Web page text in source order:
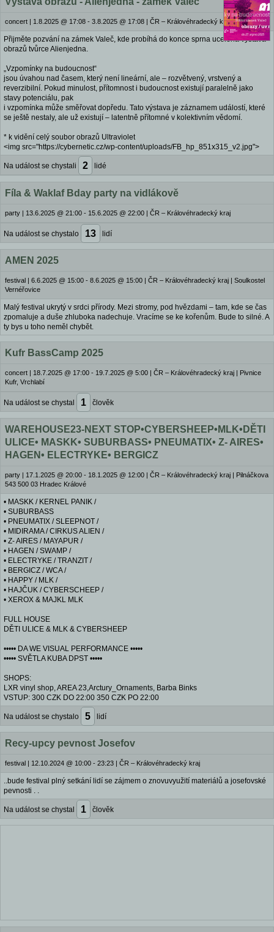
concert | 1.8.2025 @ 17:08 - 3.8.2025 @ 17:08 | ČR – Královéhradecký kraj
Přijměte pozvání na zámek Valeč, kde probíhá do konce sprna ucelená výstava
obrazů tvůrce Alienjedna.
„Vzpomínky na budoucnost“
jsou úvahou nad časem, který není lineární, ale – rozvětvený, vrstvený a
reverzibilní. Pokud minulost, přítomnost i budoucnost existují paralelně jako
stavy potenciálu, pak
i vzpomínka může směřovat dopředu. Tato výstava je záznamem událostí, které
se ještě nestaly, ale už existují – latentně přítomné v kolektivním vědomí.
* k vidění celý soubor obrazů Ultraviolet
<img src="https://cybernetic.cz/wp-content/uploads/FB_hp_851x315_v2.jpg">
Na událost se chystali 2 lidé
Fíla & Waklaf Bday party na vidlákově
party | 13.6.2025 @ 21:00 - 15.6.2025 @ 22:00 | ČR – Královéhradecký kraj
Na událost se chystalo 13 lidí
AMEN 2025
festival | 6.6.2025 @ 15:00 - 8.6.2025 @ 15:00 | ČR – Královéhradecký kraj | Soulkostel
Vernéřovice
Malý festival ukrytý v srdci přírody. Mezi stromy, pod hvězdami – tam, kde se čas
zpomaluje a duše zhluboka nadechuje. Vracíme se ke kořenům. Bude to silné. A
ty bys u toho neměl chybět.
Kufr BassCamp 2025
concert | 18.7.2025 @ 17:00 - 19.7.2025 @ 5:00 | ČR – Královéhradecký kraj | Pivnice
Kufr, Vrchlabí
Na událost se chystal 1 člověk
WAREHOUSE23-NEXT STOP•CYBERSHEEP•MLK•DĚTI
ULICE• MASKK• SUBURBASS• PNEUMATIX• Z- AIRES•
HAGEN• ELECTRYKE• BERGICZ
party | 17.1.2025 @ 20:00 - 18.1.2025 @ 12:00 | ČR – Královéhradecký kraj | Pilnáčkova
543 500 03 Hradec Králové
• MASKK / KERNEL PANIK /
• SUBURBASS
• PNEUMATIX / SLEEPNOT /
• MIDIRAMA / CIRKUS ALIEN /
• Z- AIRES / MAYAPUR /
• HAGEN / SWAMP /
• ELECTRYKE / TRANZIT /
• BERGICZ / WCA /
• HAPPY / MLK /
• HAJČUK / CYBERSCHEEP /
• XEROX & MAJKL MLK
FULL HOUSE
DĚTI ULICE & MLK & CYBERSHEEP
••••• DA WE VISUAL PERFORMANCE •••••
••••• SVĚTLA KUBA DPST •••••
SHOPS:
LXR vinyl shop, AREA 23,Arctury_Ornaments, Barba Binks
VSTUP: 300 CZK DO 22:00 350 CZK PO 22:00
Na událost se chystalo 5 lidí
Recy-upcy pevnost Josefov
festival | 12.10.2024 @ 10:00 - 23:23 | ČR – Královéhradecký kraj
..bude festival plný setkání lidí se zájmem o znovuvyužití materiálů a josefovské
pevnosti . .
Na událost se chystal 1 člověk